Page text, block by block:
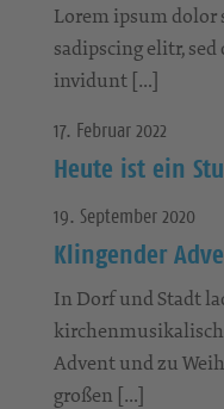
Lorem ipsum dolor
sadipscing elitr,
invidunt […]
17. Februar 2022
Heute ist ein
19. September 2020
Klingender
In Dorf und Stadt
Advent und zu
großen […]